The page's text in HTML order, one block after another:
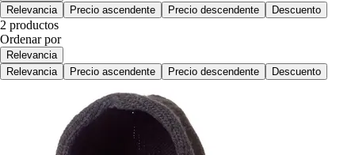
Relevancia
Precio ascendente Precio descendente Descuento
2 productos
Ordenar por
Relevancia
Relevancia
Precio ascendente Precio descendente Descuento